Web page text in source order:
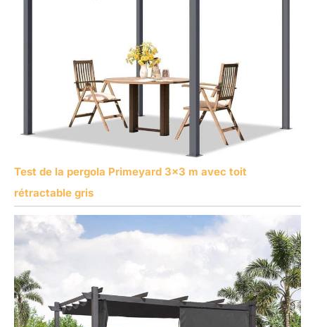
Test de la pergola Primeyard 3×3 m avec toit
rétractable gris